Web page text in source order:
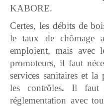
KABORE.
Certes, les débits de
le taux de chômage
emploient, mais avec
promoteurs, il faut
services sanitaires et
les contrôles. Il faut
réglementation avec